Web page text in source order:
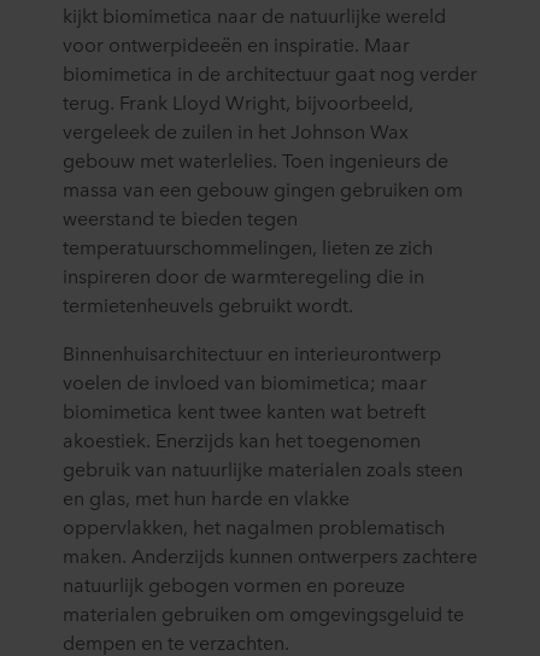
kijkt biomimetica naar de natuurlijke wereld
voor ontwerpideeën en inspiratie. Maar
biomimetica in de architectuur gaat nog verder
terug. Frank Lloyd Wright, bijvoorbeeld,
vergeleek de zuilen in het Johnson Wax
gebouw met waterlelies. Toen ingenieurs de
massa van een gebouw gingen gebruiken om
weerstand te bieden tegen
temperatuurschommelingen, lieten ze zich
inspireren door de warmteregeling die in
termietenheuvels gebruikt wordt.
Binnenhuisarchitectuur en interieurontwerp
voelen de invloed van biomimetica; maar
biomimetica kent twee kanten wat betreft
akoestiek. Enerzijds kan het toegenomen
gebruik van natuurlijke materialen zoals steen
en glas, met hun harde en vlakke
oppervlakken, het nagalmen problematisch
maken. Anderzijds kunnen ontwerpers zachtere
natuurlijk gebogen vormen en poreuze
materialen gebruiken om omgevingsgeluid te
dempen en te verzachten.